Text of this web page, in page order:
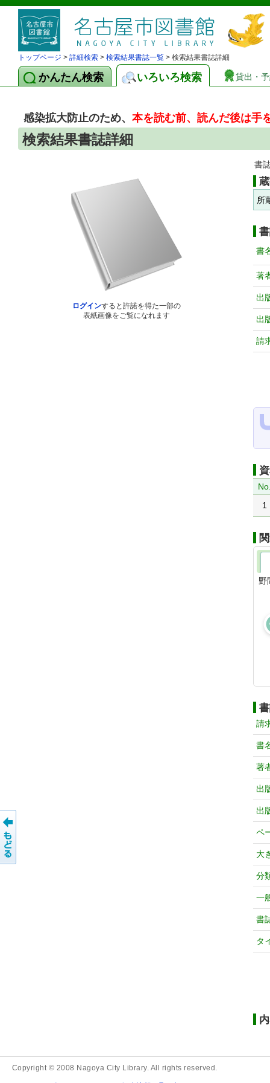
トップページ > 詳細検索 > 検索結果書誌一覧 > 検索結果書誌詳細
かんたん検索 いろいろ検索 貸出・
感染拡大防止のため、本を読む前、読んだ後は手
検索結果書誌詳細
ログインすると許諾を得た一部の
表紙画像をご覧になれます
書
所
書
著
出
出
請
1
野
請
書
著
出
出
ペ
大
分
一
書
タ
Copyright © 2008 Nagoya City Library. All rights reserved.